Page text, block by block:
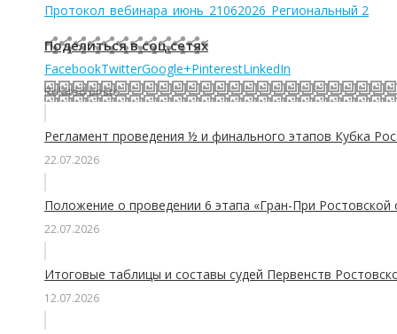
Протокол_вебинара_июнь_21062026_Региональный 2
Поделиться в соц.сетях
FacebookTwitterGoogle+PinterestLinkedIn
Related posts
Регламент проведения ½ и финального этапов Кубка
22.07.2026
Положение о проведении 6 этапа «Гран-При
22.07.2026
Итоговые таблицы и составы судей Первенств
12.07.2026